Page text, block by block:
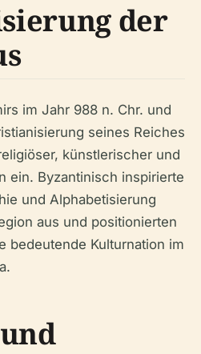
der
im Jahr 988 n. Chr. und
seines Reiches
künstlerischer und
ein. Byzantinisch inspirierte
und Alphabetisierung
aus und positionierten
bedeutende Kulturnation im